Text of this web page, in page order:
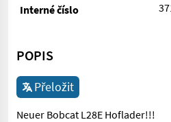
Interné číslo
POPIS
Přeložit
Neuer Bobcat L28E Hoflader!!!